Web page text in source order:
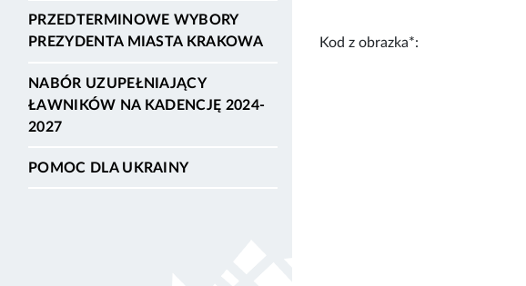
PRZEDTERMINOWE WYBORY
PREZYDENTA MIASTA KRAKOWA
NABÓR UZUPEŁNIAJĄCY
ŁAWNIKÓW NA KADENCJĘ 2024-
2027
POMOC DLA UKRAINY
Kod z obrazka*: